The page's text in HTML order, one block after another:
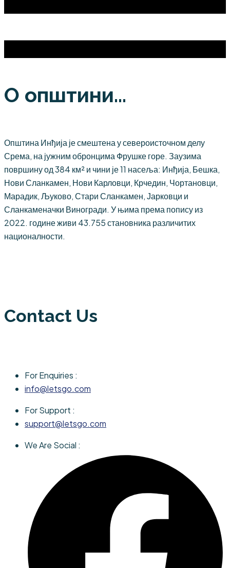
О општини...
Општина Инђија је смештена у североисточном делу
Срема, на јужним обронцима Фрушке горе. Заузима
површину од 384 км² и чини је 11 насеља: Инђија, Бешка,
Нови Сланкамен, Нови Карловци, Крчедин, Чортановци,
Марадик, Љуково, Стари Сланкамен, Јарковци и
Сланкаменачки Виногради. У њима према попису из
2022. године живи 43.755 становника различитих
националности.
Contact Us
For Enquiries :
info@letsgo.com
For Support :
support@letsgo.com
We Are Social :